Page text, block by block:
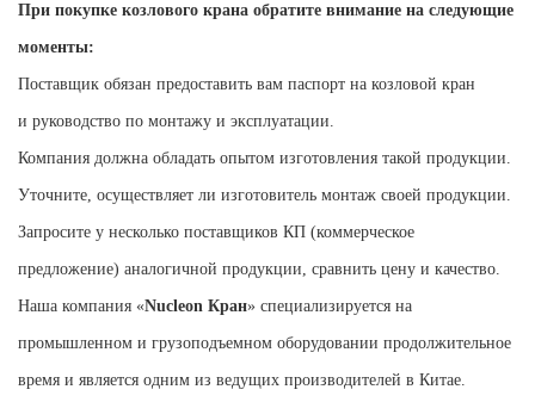
При покупке козлового крана обратите внимание на следующие
моменты:
Поставщик обязан предоставить вам паспорт на козловой кран
и руководство по монтажу и эксплуатации.
Компания должна обладать опытом изготовления такой продукции.
Уточните, осуществляет ли изготовитель монтаж своей продукции.
Запросите у несколько поставщиков КП (коммерческое
предложение) аналогичной продукции, сравнить цену и качество.
Наша компания «Nucleon Кран» специализируется на
промышленном и грузоподъемном оборудовании продолжительное
время и является одним из ведущих производителей в Китае.